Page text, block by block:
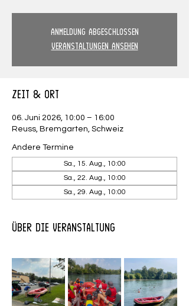
Anmeldung abgeschlossen
Veranstaltungen ansehen
Zeit & Ort
06. Juni 2026, 10:00 – 16:00
Reuss, Bremgarten, Schweiz
Andere Termine
Sa., 15. Aug., 10:00
Sa., 22. Aug., 10:00
Sa., 29. Aug., 10:00
Über die Veranstaltung